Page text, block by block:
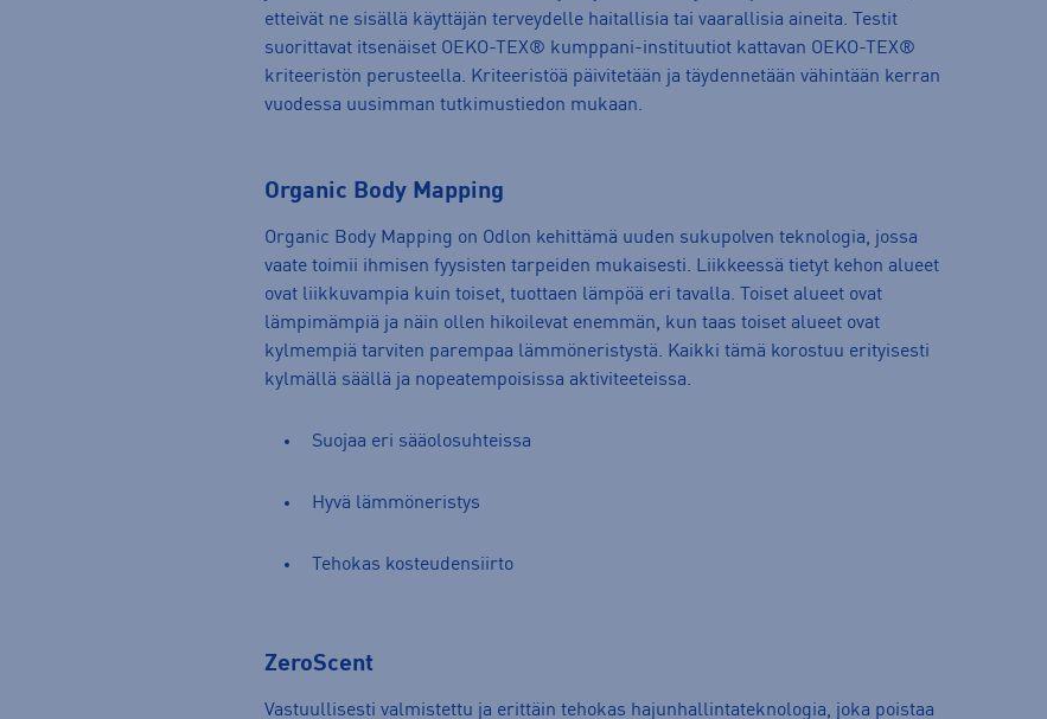
etteivät ne sisällä käyttäjän terveydelle haitallisia tai vaarallisia aineita. Testit
suorittavat itsenäiset OEKO-TEX® kumppani-instituutiot kattavan OEKO-TEX®
kriteeristön perusteella. Kriteeristöä päivitetään ja täydennetään vähintään kerran
vuodessa uusimman tutkimustiedon mukaan.
Organic Body Mapping
Organic Body Mapping on Odlon kehittämä uuden sukupolven teknologia, jossa
vaate toimii ihmisen fyysisten tarpeiden mukaisesti. Liikkeessä tietyt kehon alueet
ovat liikkuvampia kuin toiset, tuottaen lämpöä eri tavalla. Toiset alueet ovat
lämpimämpiä ja näin ollen hikoilevat enemmän, kun taas toiset alueet ovat
kylmempiä tarviten parempaa lämmöneristystä. Kaikki tämä korostuu erityisesti
kylmällä säällä ja nopeatempoisissa aktiviteeteissa.
Suojaa eri sääolosuhteissa
Hyvä lämmöneristys
Tehokas kosteudensiirto
ZeroScent
Vastuullisesti valmistettu ja erittäin tehokas hajunhallintateknologia, joka poistaa